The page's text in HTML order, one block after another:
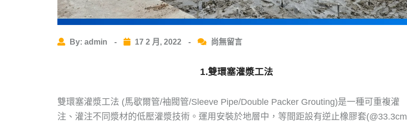
By: admin - 17 2 月, 2022 - 尚無留言
1.雙環塞灌漿工法
雙環塞灌漿工法 (馬歇爾管/袖閥管/Sleeve Pipe/Double Packer Grouting)是一種可重複灌
注、灌注不同漿材的低壓灌漿技術。運用安裝於地層中，等間距設有逆止橡膠套(@33.3cm